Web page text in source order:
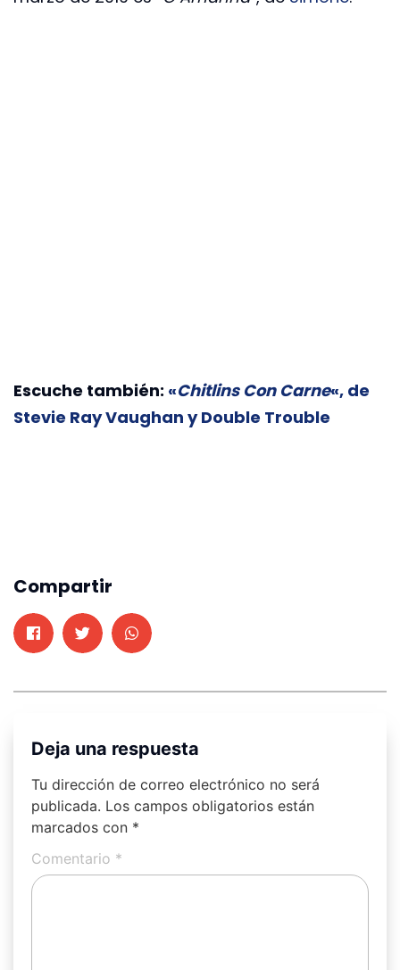
Escuche también: «Chitlins Con Carne«, de
Stevie Ray Vaughan y Double Trouble
Compartir
Deja una respuesta
Tu dirección de correo electrónico no será
publicada. Los campos obligatorios están
marcados con *
Comentario *